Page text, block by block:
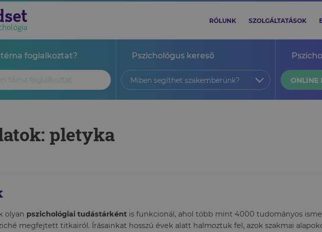
RÓLUNK SZOLGÁLTATÁSOK
foglalkoztat? Pszichológus kereső
Miben segíthet szakemberünk? ONLINE
pletyka
olyan pszichológiai tudástárként is funkcionál, ahol több mint 4000 tudományos
megfejtett titkairól. Írásainkat hosszú évek alatt halmoztuk fel, azok szakmai